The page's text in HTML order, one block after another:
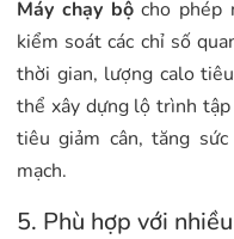
Máy chạy bộcho phép
kiểm soát các chỉ số
thời gian, lượng calo
thể xây dựng lộ trình
tiêu giảm cân, tăng
mạch.
5. Phù hợp với